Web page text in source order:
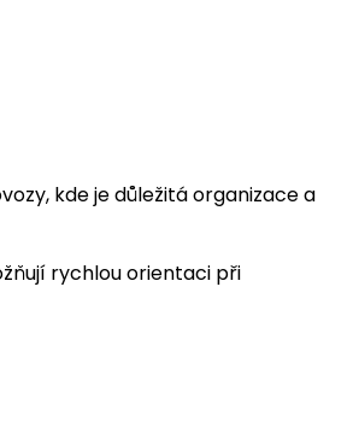
kde je důležitá organizace a
rychlou orientaci při